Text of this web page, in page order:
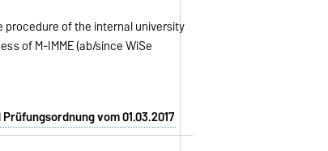
procedure of the internal university
of M-IMME (ab/since WiSe
vom 01.03.2017